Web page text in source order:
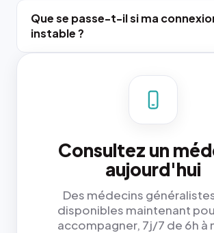
Que se passe-t-il si ma
instable ?
Consultez un
aujourd'hui
Des médecins
disponibles maintenant
accompagner, 7j/7 de 6h à